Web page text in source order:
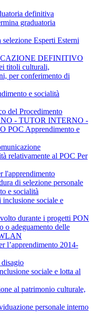
definitiva
graduatoria
Esperti Esterni
DEFINITIVO
titoli culturali,
per conferimento di
e socialità
del Procedimento
- TUTOR INTERNO -
POC Apprendimento e
relativamente al POC Per
l'apprendimento
di selezione personale
e socialità
sociale e
durante i progetti PON
o adeguamento delle
l’apprendimento 2014-
sociale e lotta al
al patrimonio culturale,
personale interno